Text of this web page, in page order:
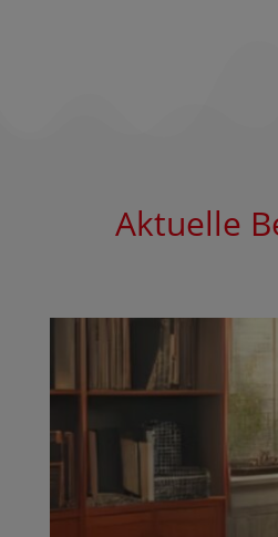
Aktuelle